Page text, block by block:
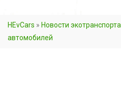
HEvCars » Новости экотранспорта
автомобилей